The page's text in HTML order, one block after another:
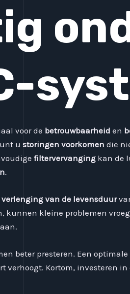
voor de betrouwbaarheid en
u storingen voorkomen die
filtervervanging kan de
.
verlenging van de levensduur
kunnen kleine problemen
beter presteren. Een
Kortom, investeren